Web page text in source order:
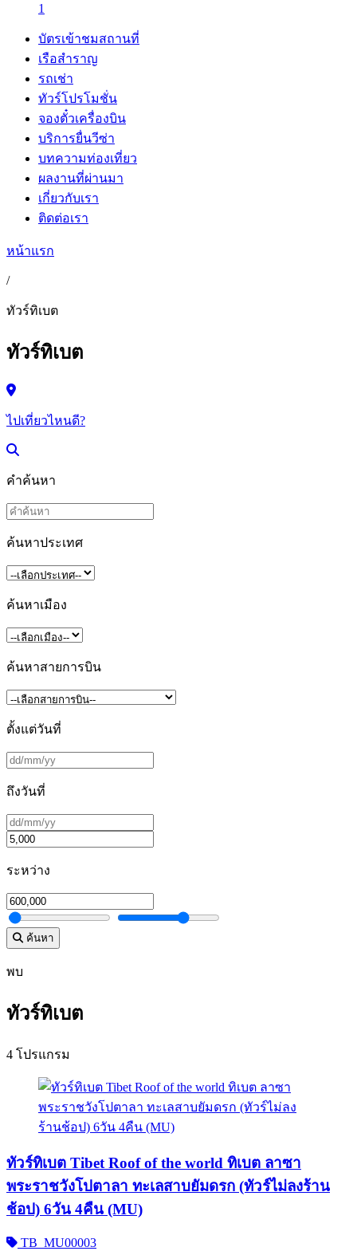
1
บัตรเข้าชมสถานที่
เรือสำราญ
รถเช่า
ทัวร์โปรโมชั่น
จองตั๋วเครื่องบิน
บริการยื่นวีซ่า
บทความท่องเที่ยว
ผลงานที่ผ่านมา
เกี่ยวกับเรา
ติดต่อเรา
หน้าแรก
/
ทัวร์ทิเบต
ทัวร์ทิเบต
ไปเที่ยวไหนดี?
คำค้นหา
ค้นหาประเทศ
ค้นหาเมือง
ค้นหาสายการบิน
ตั้งแต่วันที่
ถึงวันที่
ระหว่าง
ค้นหา
พบ
ทัวร์ทิเบต
4 โปรแกรม
ทัวร์ทิเบต Tibet Roof of the world ทิเบต ลาซา
พระราชวังโปตาลา ทะเลสาบยัมดรก (ทัวร์ไม่ลงร้าน
ช้อป) 6วัน 4คืน (MU)
TB_MU00003